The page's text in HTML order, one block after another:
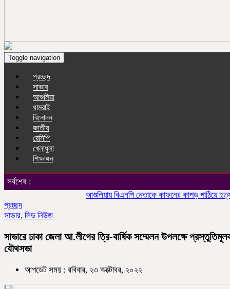
Toggle navigation
প্রচ্ছদ
সাভার
আশুলিয়া
ধামরাই
বিনোদন
জাতীয়
রেসিপি
খেলাধুলা
শিক্ষাঙ্গন
সর্বশেষ :
আশুলিয়ায় বিএনপি নেতাকে কাফনের কাপড় পাঠিয়ে হত্যার
প্রচ্ছদ
সাভার, লিড নিউজ
সাভারে ঢাকা জেলা আ.লীগের ত্রি-বার্ষিক সম্মেলন উপলক্ষে
যৌথসভা
আপডেট সময় : রবিবার, ২৩ অক্টোবর, ২০২২